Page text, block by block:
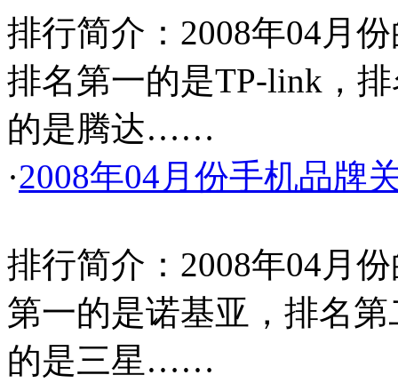
排行简介：2008年04月
排名第一的是TP-link，
的是腾达……
·2008年04月份手机品牌
排行简介：2008年04月
第一的是诺基亚，排名
的是三星……